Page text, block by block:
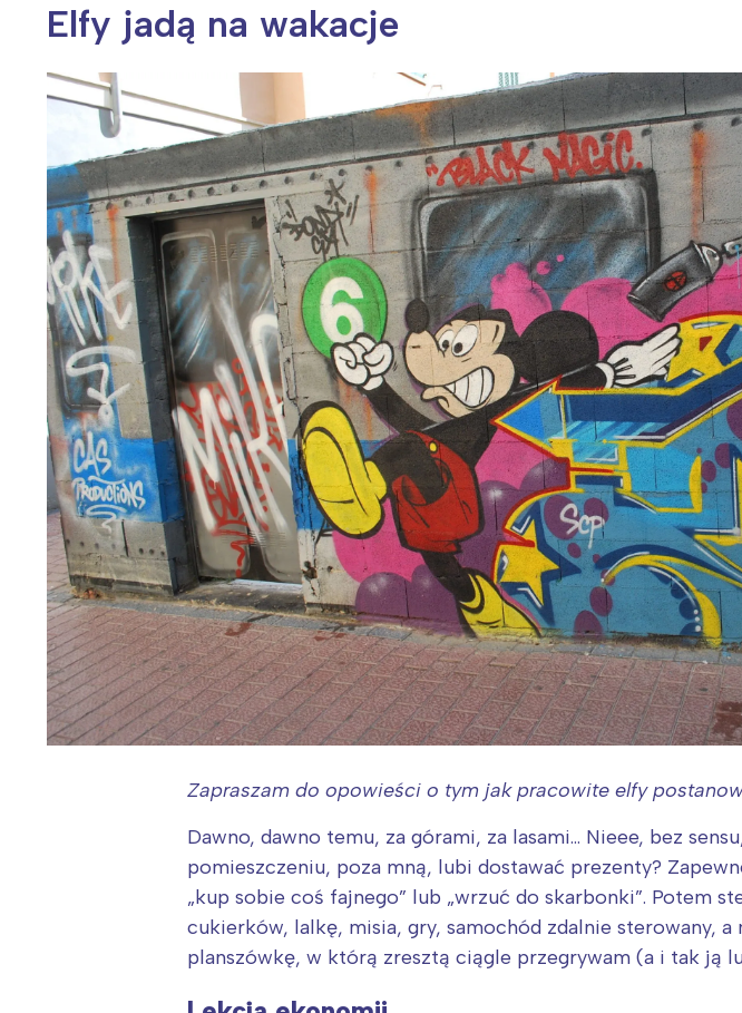
Wiosenny koncert ptaków na płocie Kwitnąca wiśnia i jej płatki
Elfy jadą na wakacje
Zapraszam do opowieści o tym jak pracowite elfy
Dawno, dawno temu, za górami, za lasami… Nieee, bez
pomieszczeniu, poza mną, lubi dostawać prezenty?
„kup sobie coś fajnego” lub „wrzuć do skarbonki”. Potem
cukierków, lalkę, misia, gry, samochód zdalnie sterowany,
planszówkę, w którą zresztą ciągle przegrywam (a i tak ją